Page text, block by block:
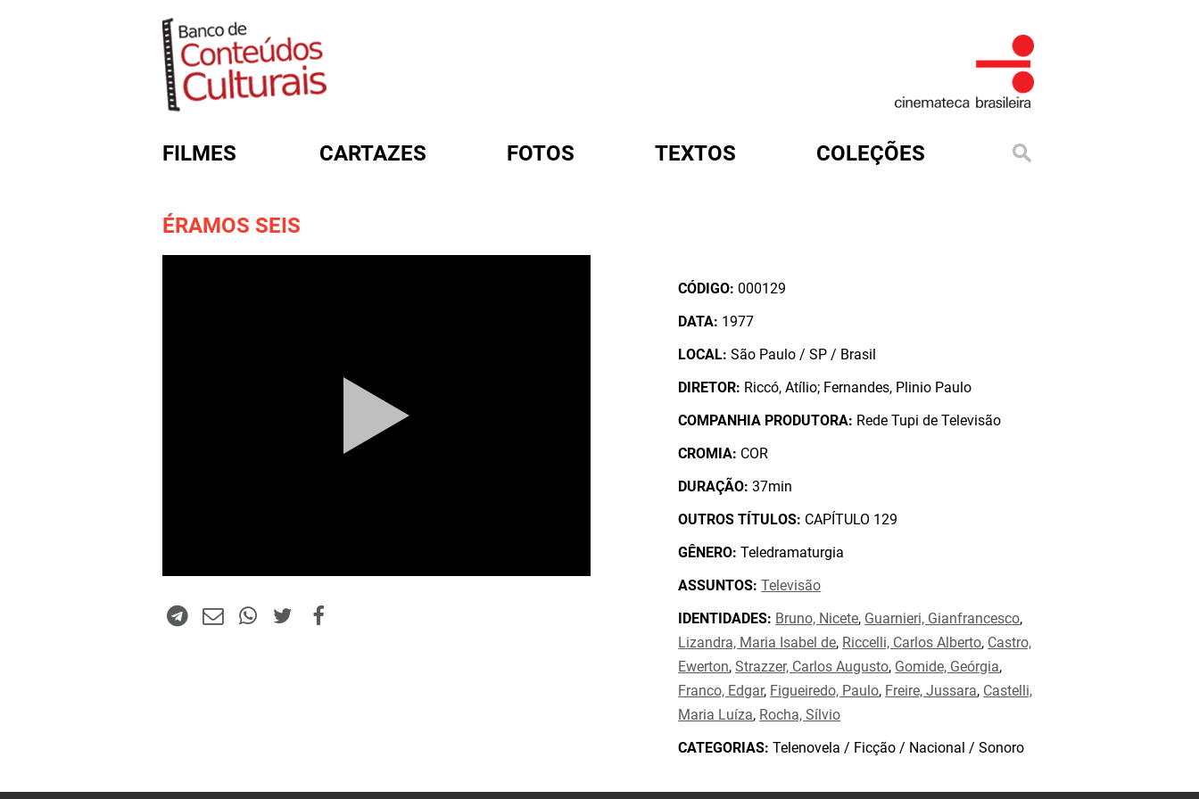
FILMES CARTAZES FOTOS TEXTOS COLEÇÕES
ÉRAMOS SEIS
CÓDIGO: 000129
DATA: 1977
LOCAL: São Paulo / SP / Brasil
DIRETOR: Riccó, Atílio; Fernandes, Plinio Paulo
COMPANHIA PRODUTORA: Rede Tupi de Televisão
CROMIA: COR
DURAÇÃO: 37min
OUTROS TÍTULOS: CAPÍTULO 129
GÊNERO: Teledramaturgia
ASSUNTOS: Televisão
IDENTIDADES: Bruno, Nicete, Guarnieri, Gianfrancesco,
Lizandra, Maria Isabel de, Riccelli, Carlos Alberto, Castro,
Ewerton,Strazzer, Carlos Augusto, Gomide, Geórgia,
Franco, Edgar, Figueiredo, Paulo, Freire, Jussara, Castelli,
Maria Luíza, Rocha, Sílvio
CATEGORIAS: Telenovela / Ficção / Nacional / Sonoro